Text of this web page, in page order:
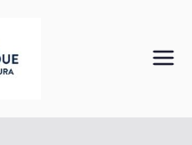
Comunicación, Fe